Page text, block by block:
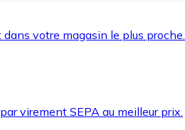
votre magasin le plus proche.
virement SEPA au meilleur prix.